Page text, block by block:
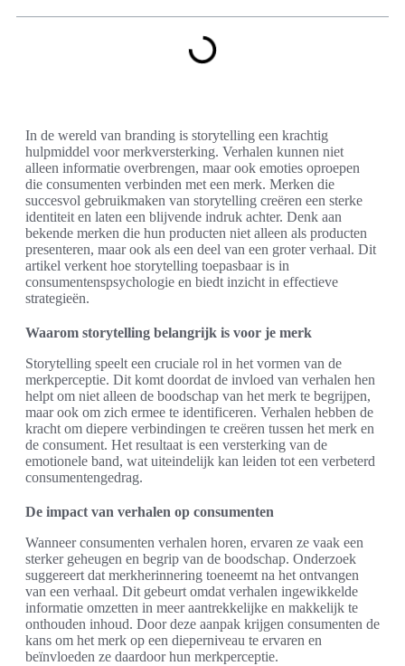
In de wereld van branding is storytelling een krachtig
hulpmiddel voor merkversterking. Verhalen kunnen niet
alleen informatie overbrengen, maar ook emoties oproepen
die consumenten verbinden met een merk. Merken die
succesvol gebruikmaken van storytelling creëren een sterke
identiteit en laten een blijvende indruk achter. Denk aan
bekende merken die hun producten niet alleen als producten
presenteren, maar ook als een deel van een groter verhaal. Dit
artikel verkent hoe storytelling toepasbaar is in
consumentenspsychologie en biedt inzicht in effectieve
strategieën.
Waarom storytelling belangrijk is voor je merk
Storytelling speelt een cruciale rol in het vormen van de
merkperceptie. Dit komt doordat de invloed van verhalen hen
helpt om niet alleen de boodschap van het merk te begrijpen,
maar ook om zich ermee te identificeren. Verhalen hebben de
kracht om diepere verbindingen te creëren tussen het merk en
de consument. Het resultaat is een versterking van de
emotionele band, wat uiteindelijk kan leiden tot een verbeterd
consumentengedrag.
De impact van verhalen op consumenten
Wanneer consumenten verhalen horen, ervaren ze vaak een
sterker geheugen en begrip van de boodschap. Onderzoek
suggereert dat merkherinnering toeneemt na het ontvangen
van een verhaal. Dit gebeurt omdat verhalen ingewikkelde
informatie omzetten in meer aantrekkelijke en makkelijk te
onthouden inhoud. Door deze aanpak krijgen consumenten de
kans om het merk op een dieperniveau te ervaren en
beïnvloeden ze daardoor hun merkperceptie.